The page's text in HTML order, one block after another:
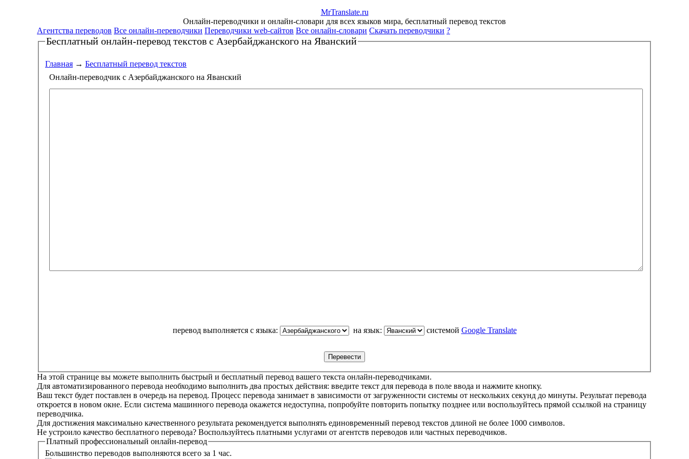
MrTranslate.ru
Онлайн-переводчики и онлайн-словари для всех языков мира, бесплатный перевод текстов
Агентства переводов Все онлайн-переводчики Переводчики web-сайтов Все онлайн-словари Скачать переводчики ?
Бесплатный онлайн-перевод текстов с Азербайджанского на Яванский
Главная → Бесплатный перевод текстов
Онлайн-переводчик с Азербайджанского на Яванский
перевод выполняется с языка: на язык: системой Google Translate
На этой странице вы можете выполнить быстрый и бесплатный перевод вашего текста онлайн-переводчиками.
Для автоматизированного перевода необходимо выполнить два простых действия: введите текст для перевода в поле ввода и нажмите кнопку.
Ваш текст будет поставлен в очередь на перевод. Процесс перевода занимает в зависимости от загруженности системы от нескольких секунд до минуты. Результат перевода
откроется в новом окне. Если система машинного перевода окажется недоступна, попробуйте повторить попытку позднее или воспользуйтесь прямой ссылкой на страницу
переводчика.
Для достижения максимально качественного результата рекомендуется выполнять единовременный перевод текстов длиной не более 1000 символов.
Не устроило качество бесплатного перевода? Воспользуйтесь платными услугами от агентств переводов или частных переводчиков.
Платный профессиональный онлайн-перевод
Большинство переводов выполняются всего за 1 час.